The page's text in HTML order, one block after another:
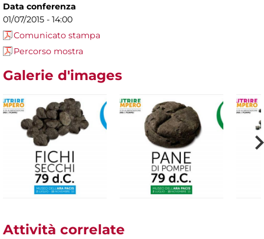
Data conferenza
01/07/2015 - 14:00
Comunicato stampa
Percorso mostra
Galerie d'images
Attività correlate